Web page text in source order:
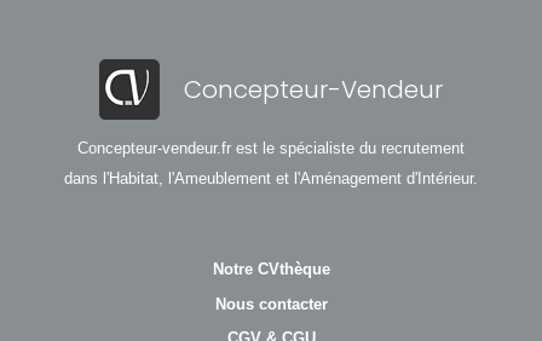
Concepteur-Vendeur
Concepteur-vendeur.fr est le spécialiste du recrutement
dans l'Habitat, l'Ameublement et l'Aménagement d'Intérieur.
Notre CVthèque
Nous contacter